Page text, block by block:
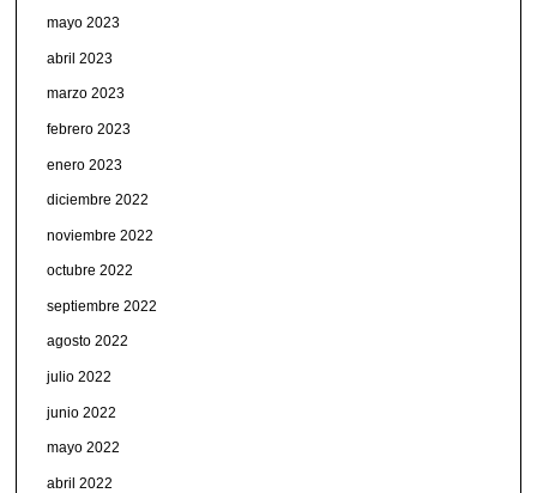
mayo 2023
abril 2023
marzo 2023
febrero 2023
enero 2023
diciembre 2022
noviembre 2022
octubre 2022
septiembre 2022
agosto 2022
julio 2022
junio 2022
mayo 2022
abril 2022